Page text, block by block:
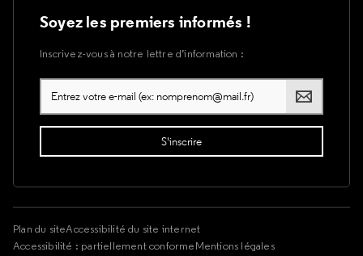
Soyez les premiers informés !
Inscrivez-vous à notre lettre d’information :
Plan du siteAccessibilité du site internet
Accessibilité : partiellement conformeMentions légales